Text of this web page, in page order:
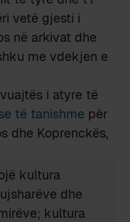
vetë gjesti i
në arkivat dhe
me vdekjen e
i atyre të
të tanishme për
dhe Koprenckës,
kultura
dhe
kultura